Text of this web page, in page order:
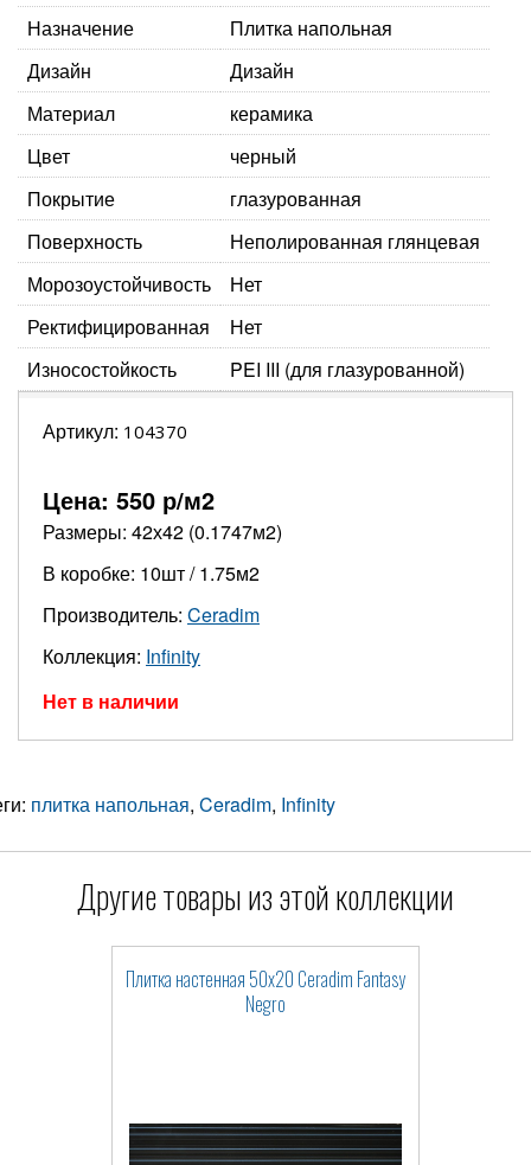
Назначение
Плитка напольная
Дизайн
Дизайн
Материал
керамика
Цвет
черный
Покрытие
глазурованная
Поверхность
Неполированная глянцевая
Морозоустойчивость
Нет
Ректифицированная
Нет
Износостойкость
PEI III (для глазурованной)
Артикул: 104370
Цена: 550 р/м2
Размеры: 42х42 (0.1747м2)
В коробке: 10шт / 1.75м2
Производитель: Ceradim
Коллекция: Infinity
Нет в наличии
плитка напольная, Ceradim, Infinity
Другие товары из этой коллекции
Плитка настенная 50x20 Ceradim Fantasy
Negro